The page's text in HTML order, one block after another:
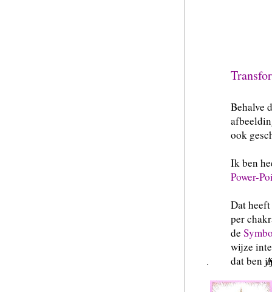
.
Behalve
ook
Ik ben
Power-
Dat
per
de
wijze
dat ben